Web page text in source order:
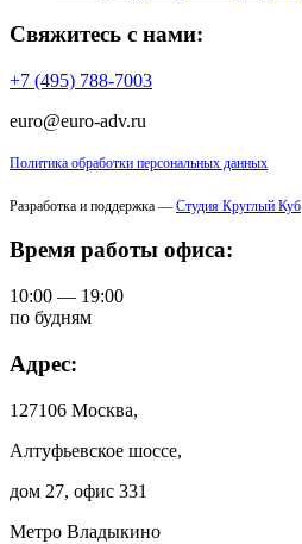
Свяжитесь с нами:
+7 (495) 788-7003
euro@euro-adv.ru
Политика обработки персональных данных
Разработка и поддержка — Студия Круглый Куб
Время работы офиса:
10:00 — 19:00
по будням
Адрес:
127106 Москва,
Алтуфьевское шоссе,
дом 27, офис 331
Метро Владыкино